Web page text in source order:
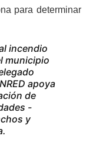
para determinar
incendio
municipio
apoya
de
-
y